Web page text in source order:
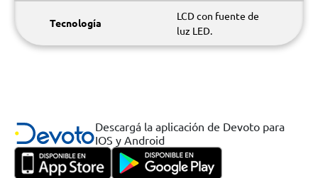
Tecnología
LCD con fuente de
luz LED.
Descargá la aplicación de Devoto para
IOS y Android